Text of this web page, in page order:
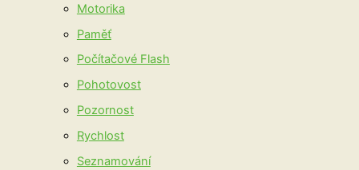
Motorika
Paměť
Počítačové Flash
Pohotovost
Pozornost
Rychlost
Seznamování